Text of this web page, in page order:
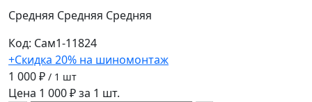
Средняя Средняя Средняя
Код: Сам1-11824
+Скидка 20% на шиномонтаж
1 000 ₽ / 1 шт
Цена 1 000 ₽ за 1 шт.